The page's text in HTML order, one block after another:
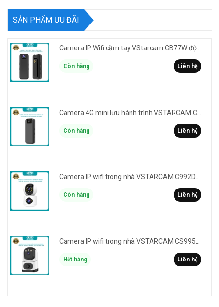
SẢN PHẨM ƯU ĐÃI
Camera IP Wifi cầm tay VStarcam CB77W độ phân giải 3MP FullHD 1080P - ghi hành trình làm Vlog
Còn hàng Liên hệ
Còn hàng Liên hệ
Camera IP wifi trong nhà VSTARCAM C992DR phân giải HD 2MP 2 màn hình - báo động, đàm thoại, có màu
Còn hàng Liên hệ
Hết hàng Liên hệ